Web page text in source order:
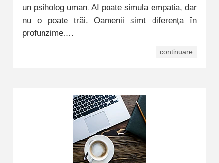
un psiholog uman. AI poate simula empatia, dar
nu o poate trăi. Oamenii simt diferența în
profunzime….
continuare